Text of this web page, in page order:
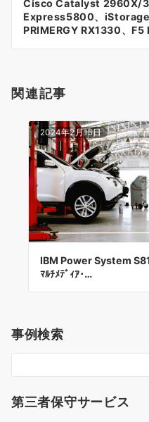
ゲ
ー
シ
ン
Cisco Catalyst 2960X/
Express5800、iStorage
PRIMERGY RX1330、F5
関連記事
2024年2月15日
IBM Power System
ﾏﾙﾁﾒﾃﾞｨｱ･…
事例検索
第三者保守サービス